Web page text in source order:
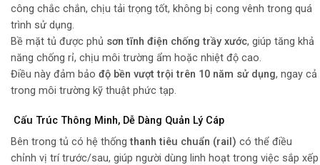
công chắc chắn, chịu tải trọng tốt, không bị cong vênh trong quá
trình sử dụng.
Bề mặt tủ được phủ sơn tĩnh điện chống trầy xước, giúp tăng khả
năng chống rỉ, chịu môi trường ẩm hoặc nhiệt độ cao.
Điều này đảm bảo độ bền vượt trội trên 10 năm sử dụng, ngay cả
trong môi trường kỹ thuật phức tạp.
Cấu Trúc Thông Minh, Dễ Dàng Quản Lý Cáp
Bên trong tủ có hệ thốngthanh tiêu chuẩn (rail) có thể điều
chỉnh vị trí trước/sau, giúp người dùng linh hoạt trong việc sắp xếp